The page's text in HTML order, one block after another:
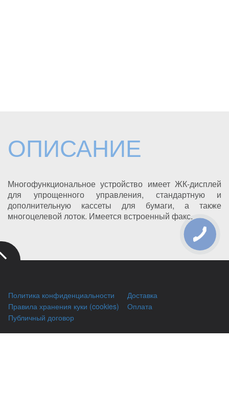
ОПИСАНИЕ
Многофункциональное устройство имеет ЖК-дисплей
для упрощенного управления, стандартную и
дополнительную кассеты для бумаги, а также
многоцелевой лоток. Имеется встроенный факс.
Политика конфиденциальности
Правила хранения куки (cookies)
Публичный договор
Доставка
Оплата